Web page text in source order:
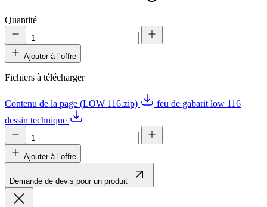
Quantité
Ajouter à l’offre
Fichiers à télécharger
Contenu de la page (LOW 116.zip)
feu de gabarit low 116
dessin technique
Ajouter à l’offre
Demande de devis pour un produit